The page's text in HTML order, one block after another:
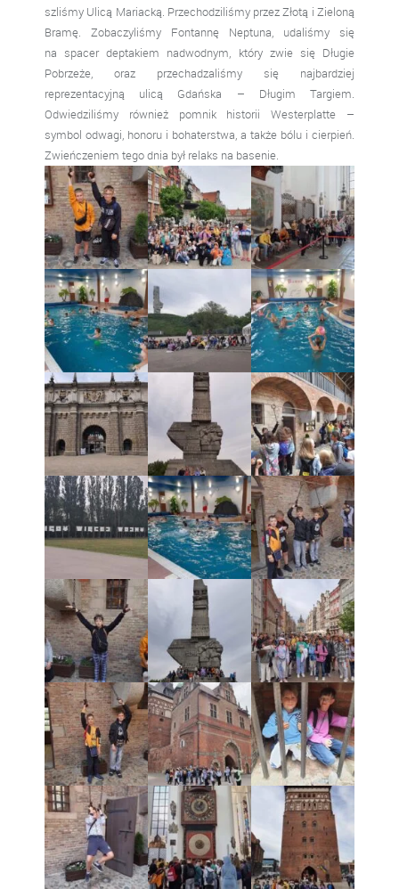
szliśmy Ulicą Mariacką. Przechodziliśmy przez Złotą i Zieloną
Bramę. Zobaczyliśmy Fontannę Neptuna, udaliśmy się
na spacer deptakiem nadwodnym, który zwie się Długie
Pobrzeże, oraz przechadzaliśmy się najbardziej
reprezentacyjną ulicą Gdańska – Długim Targiem.
Odwiedziliśmy również pomnik historii Westerplatte –
symbol odwagi, honoru i bohaterstwa, a także bólu i cierpień.
Zwieńczeniem tego dnia był relaks na basenie.